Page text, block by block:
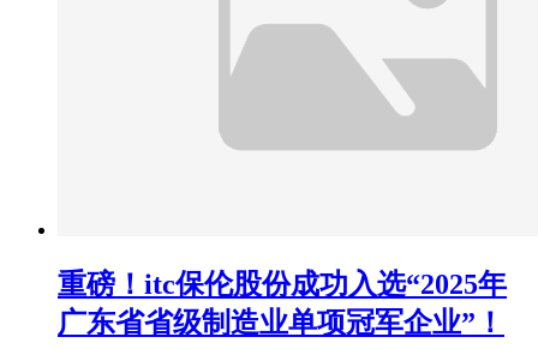
重磅！itc保伦股份成功入选“2025年
广东省省级制造业单项冠军企业”！